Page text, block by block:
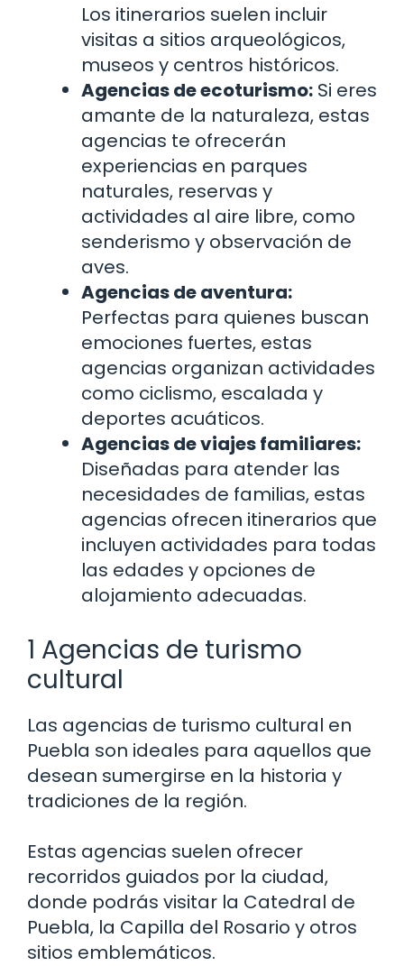
Los itinerarios suelen incluir
visitas a sitios arqueológicos,
museos y centros históricos.
Agencias de ecoturismo: Si eres
amante de la naturaleza, estas
agencias te ofrecerán
experiencias en parques
naturales, reservas y
actividades al aire libre, como
senderismo y observación de
aves.
Agencias de aventura:
Perfectas para quienes buscan
emociones fuertes, estas
agencias organizan actividades
como ciclismo, escalada y
deportes acuáticos.
Agencias de viajes familiares:
Diseñadas para atender las
necesidades de familias, estas
agencias ofrecen itinerarios que
incluyen actividades para todas
las edades y opciones de
alojamiento adecuadas.
1 Agencias de turismo
cultural
Las agencias de turismo cultural en
Puebla son ideales para aquellos que
desean sumergirse en la historia y
tradiciones de la región.
Estas agencias suelen ofrecer
recorridos guiados por la ciudad,
donde podrás visitar la Catedral de
Puebla, la Capilla del Rosario y otros
sitios emblemáticos.